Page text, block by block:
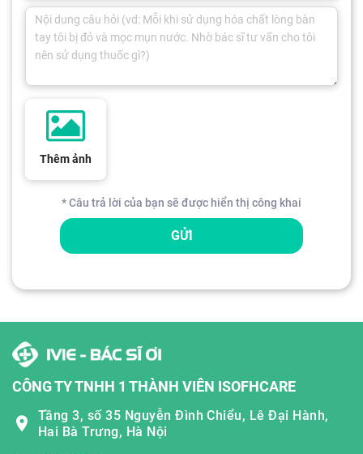
Thêm ảnh
* Câu trả lời của bạn sẽ được hiển thị công khai
GỬI
CÔNG TY TNHH 1 THÀNH VIÊN ISOFHCARE
Tầng 3, số 35 Nguyễn Đình Chiểu, Lê Đại Hành,
Hai Bà Trưng, Hà Nội